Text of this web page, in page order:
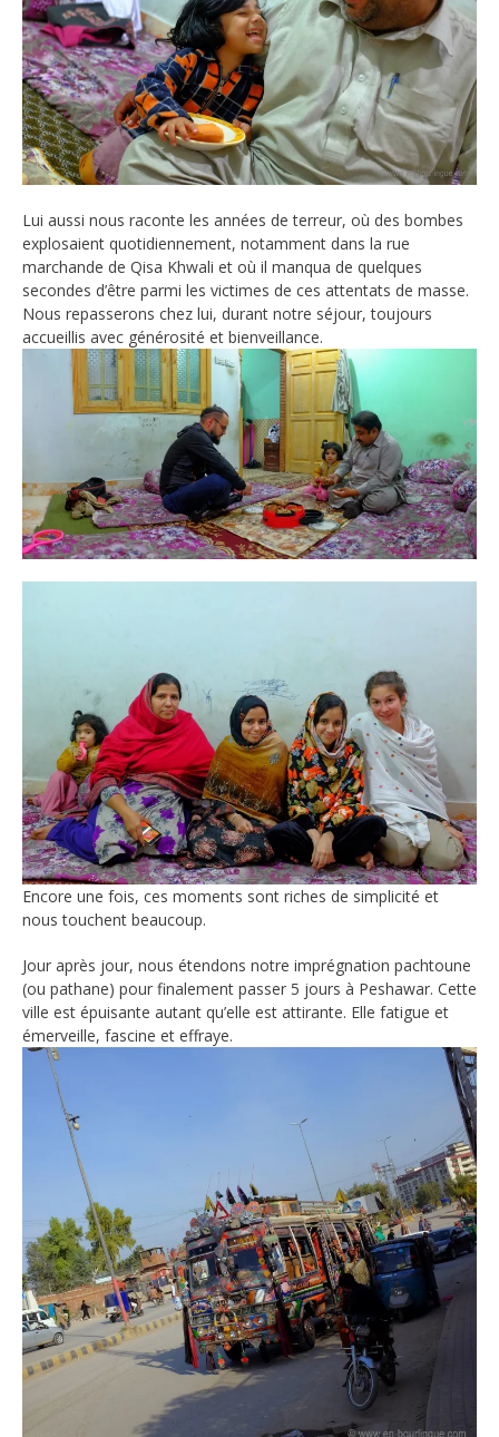
Lui aussi nous raconte les années de terreur, où des bombes
explosaient quotidiennement, notamment dans la rue
marchande de Qisa Khwali et où il manqua de quelques
secondes d’être parmi les victimes de ces attentats de masse.
Nous repasserons chez lui, durant notre séjour, toujours
accueillis avec générosité et bienveillance.
Encore une fois, ces moments sont riches de simplicité et
nous touchent beaucoup.
Jour après jour, nous étendons notre imprégnation pachtoune
(ou pathane) pour finalement passer 5 jours à Peshawar. Cette
ville est épuisante autant qu’elle est attirante. Elle fatigue et
émerveille, fascine et effraye.